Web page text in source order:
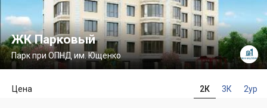
ЖК Парковый
Парк при ОПНД им. Ющенко
2К 3К 2ур
Цена